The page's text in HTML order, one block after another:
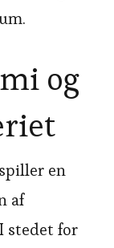
og
en
af
stedet for